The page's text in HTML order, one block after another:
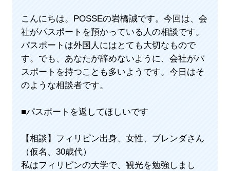
こんにちは。POSSEの岩橋誠です。今回は、会
社がパスポートを預かっている人の相談です。
パスポートは外国人にはとても大切なもので
す。でも、あなたが辞めないように、会社がパ
スポートを持つことも多いようです。今日はそ
のような相談者です。
■パスポートを返してほしいです
【相談】フィリピン出身、女性、ブレンダさん
（仮名、30歳代）
私はフィリピンの大学で、観光を勉強しまし